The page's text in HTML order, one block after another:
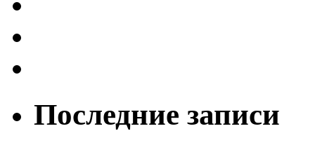
Последние записи